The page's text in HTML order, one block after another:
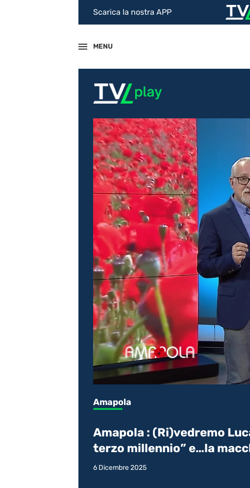
Scarica la nostra APP
MENU
Amapola
Amapola : (Ri)vedremo
terzo millennio” e…la
6 Dicembre 2025